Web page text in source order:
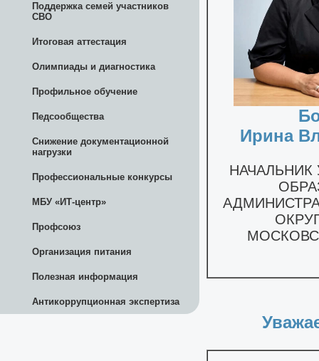
Поддержка семей участников
СВО
Итоговая аттестация
Олимпиады и диагностика
Профильное обучение
Педсообщества
Снижение документационной
нагрузки
Профессиональные конкурсы
МБУ «ИТ-центр»
Профсоюз
Организация питания
Полезная информация
Антикоррупционная экспертиза